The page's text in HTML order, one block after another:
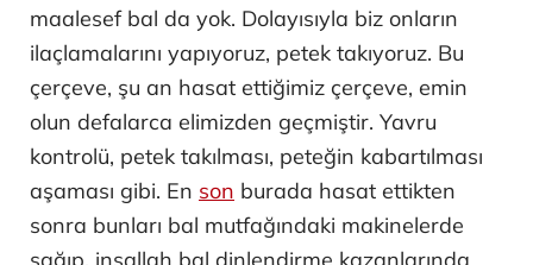
maalesef bal da yok. Dolayısıyla biz onların
ilaçlamalarını yapıyoruz, petek takıyoruz. Bu
çerçeve, şu an hasat ettiğimiz çerçeve, emin
olun defalarca elimizden geçmiştir. Yavru
kontrolü, petek takılması, peteğin kabartılması
aşaması gibi. En son burada hasat ettikten
sonra bunları bal mutfağındaki makinelerde